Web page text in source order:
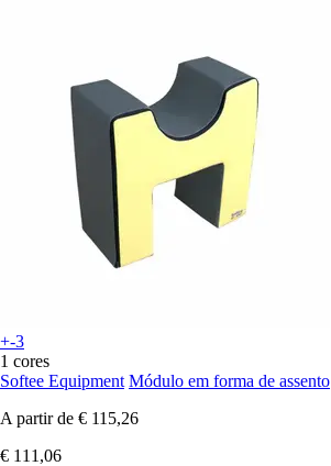
+-3
1 cores
Softee Equipment Módulo em forma de assento
A partir de € 115,26
€ 111,06